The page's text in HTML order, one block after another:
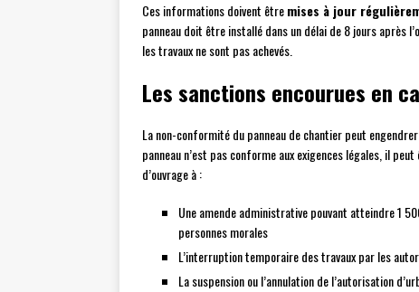
Ces informations doivent êtremises à jour
panneau doit être installé dans un délai de 8 jours après
les travaux ne sont pas achevés.
Les sanctions encourues en
La non-conformité du panneau de chantier peut
panneau n’est pas conforme aux exigences légales, il
d’ouvrage à :
Une amende administrative pouvant atteindre 1
personnes morales
L’interruption temporaire des travaux par les
La suspension ou l’annulation de l’autorisation